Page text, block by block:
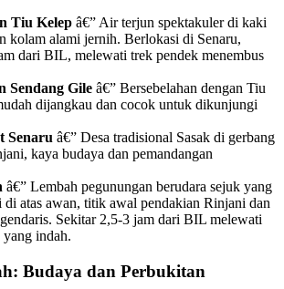
Tiu Kelep â€” Air terjun spektakuler di kaki
kolam alami jernih. Berlokasi di Senaru,
dari BIL, melewati trek pendek menembus
Sendang Gile â€” Bersebelahan dengan Tiu
dijangkau dan cocok untuk dikunjungi
Senaru â€” Desa tradisional Sasak di gerbang
kaya budaya dan pemandangan
â€” Lembah pegunungan berudara sejuk yang
atas awan, titik awal pendakian Rinjani dan
Sekitar 2,5-3 jam dari BIL melewati
indah.
Budaya dan Perbukitan